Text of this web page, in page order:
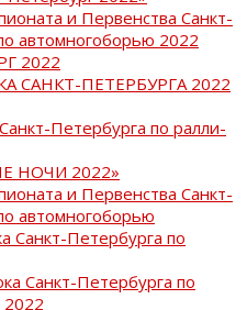
и Первенства Санкт-
автомногоборью 2022
2022
САНКТ-ПЕТЕРБУРГА 2022
Петербурга по ралли-
НОЧИ 2022»
и Первенства Санкт-
автомногоборью
Санкт-Петербурга по
Санкт-Петербурга по
2022